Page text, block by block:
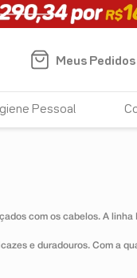
Meus Pedidos
Pessoal
com os cabelos. A
e duradouros. Com a